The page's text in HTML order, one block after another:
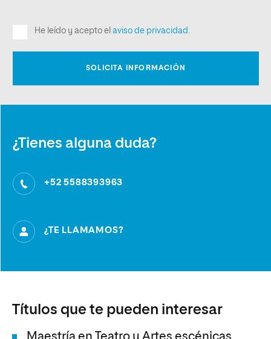
¿Tienes alguna duda?
+52 5588393963
¿TE LLAMAMOS?
Títulos que te pueden interesar
Maestría en Teatro y Artes escénicas